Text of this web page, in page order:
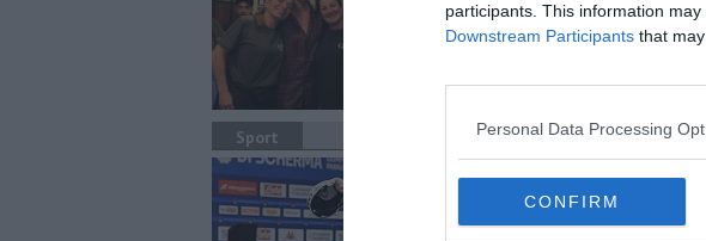
participants. This information
Downstream Participants that
Personal Data Processing
CONFIRM
L'attrice e imprenditrice
Premio Oscar 1999 un tour
Sport SABATO30
Fioretto under 20,
d'Italia